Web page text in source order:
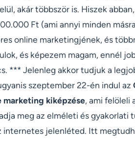
akár többször is. Hiszek
Ft (ami annyi minden
online marketingjének, és
és képezem magam, ennél
*** Jelenleg akkor tudjuk a
szeptember 22-én indul az
kiképzése, ami felöleli
meg az elméleti és gyakorlati
internetes jelenléted. Itt